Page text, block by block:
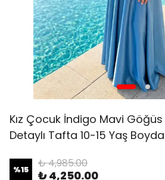
Kız Çocuk İndigo Mavi
Detaylı Tafta 10-15 Yaş
%15 ₺ 4,985.00
₺ 4,250.00